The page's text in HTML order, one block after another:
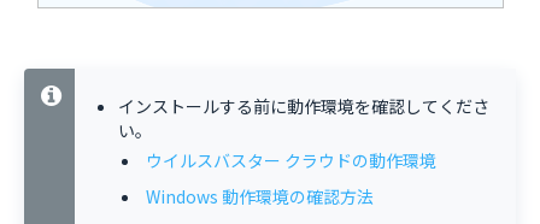
インストールする前に動作環境を確認してくださ
い。
ウイルスバスター クラウドの動作環境
Windows 動作環境の確認方法